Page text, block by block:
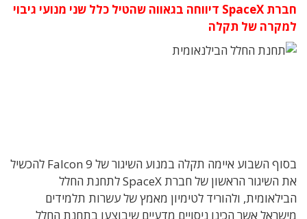
חברת SpaceX דיווחה בגאווה שהטיל כלל שני מנועי גיבוי
למקרה של תקלה
בסוף השבוע איימה תקלה במנוע השיגור של Falcon 9 להכשיל
את השיגור הראשון של חברת SpaceX לתחנת החלל
הבילאומית, ולהוריד לטימיון מאמץ של עשרות תלמידים
מישראל אשר הכינו ניסויים מדעיים שיבוצעו בתחנת החלל